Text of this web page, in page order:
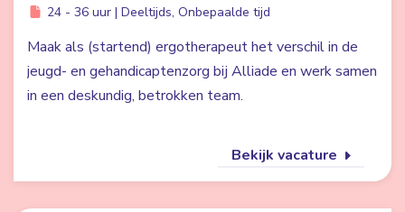
24 - 36 uur | Deeltijds, Onbepaalde tijd
Maak als (startend) ergotherapeut het verschil in de
jeugd- en gehandicaptenzorg bij Alliade en werk samen
in een deskundig, betrokken team.
Bekijk vacature